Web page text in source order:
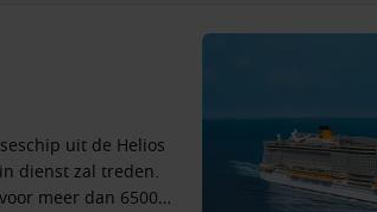
uit de Helios
dienst zal treden.
meer dan 6500